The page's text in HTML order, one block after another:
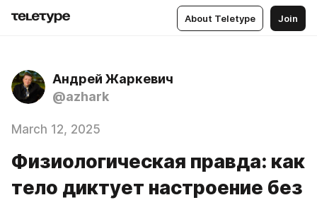
About Teletype Join
Андрей Жаркевич
@azhark
March 12, 2025
Физиологическая правда: как
тело диктует настроение без